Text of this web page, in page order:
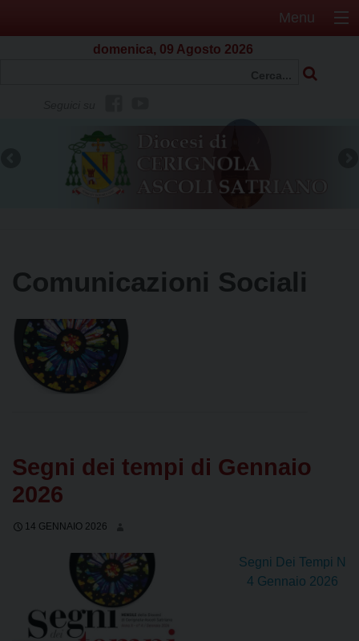
Menu
domenica, 09 Agosto 2026
Comunicazioni Sociali
Segni dei tempi di Gennaio
2026
14 GENNAIO 2026
Segni Dei Tempi N
4 Gennaio 2026